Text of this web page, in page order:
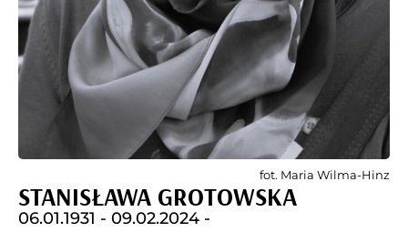
STANISŁAWA GROTOWSKA
06.01.1931 - 09.02.2024 -
fot. Maria Wilma-Hinz